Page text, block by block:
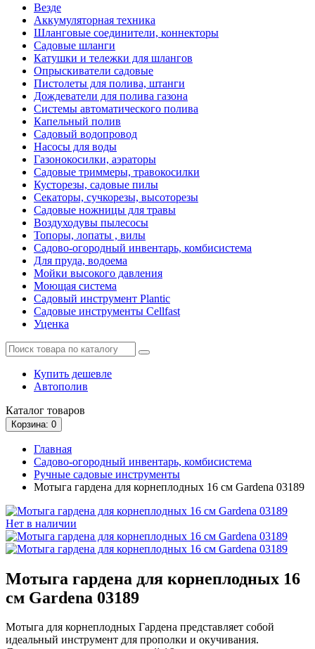
Везде
Аккумуляторная техника
Шланговые соединители, коннекторы
Садовые шланги
Катушки и тележки для шлангов
Опрыскиватели садовые
Пистолеты для полива, штанги
Дождеватели для полива газона
Системы автоматического полива
Капельный полив
Садовый водопровод
Насосы для воды
Газонокосилки, аэраторы
Садовые триммеры, травокосилки
Кусторезы, садовые пилы
Секаторы, сучкорезы, высоторезы
Садовые ножницы для травы
Воздуходувы пылесосы
Топоры, лопаты , вилы
Садово-огородный инвентарь, комбисистема
Для пруда, водоема
Мойки высокого давления
Моющая система
Садовый инструмент Plantic
Садовые инструменты Cellfast
Уценка
Купить дешевле
Автополив
Каталог товаров
Корзина: 0
Главная
Садово-огородный инвентарь, комбисистема
Ручные садовые инструменты
Мотыга гардена для корнеплодных 16 см Gardena 03189
Нет в наличии
Мотыга гардена для корнеплодных 16
см Gardena 03189
Мотыга для корнеплодных Гардена представляет собой
идеальный инструмент для прополки и окучивания.